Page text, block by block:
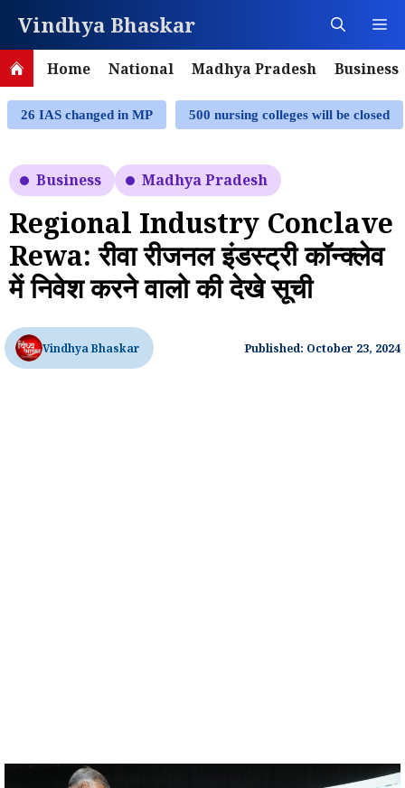
content
Vindhya Bhaskar
Home National Madhya Pradesh Business
26 IAS changed in MP 500 nursing colleges will be closed
Business Madhya Pradesh
Regional Industry Conclave
Rewa: रीवा रीजनल इंडस्ट्री कॉन्क्लेव
में निवेश करने वालो की देखे सूची
Vindhya Bhaskar Published: October 23, 2024